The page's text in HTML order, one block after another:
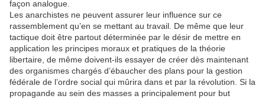
façon analogue.
Les anarchistes ne peuvent assurer leur influence sur ce
rassemblement qu’en se mettant au travail. De même que leur
tactique doit être partout déterminée par le désir de mettre en
application les principes moraux et pratiques de la théorie
libertaire, de même doivent-ils essayer de créer dès maintenant
des organismes chargés d’ébaucher des plans pour la gestion
fédérale de l’ordre social qui mûrira dans et par la révolution. Si la
propagande au sein des masses a principalement pour but